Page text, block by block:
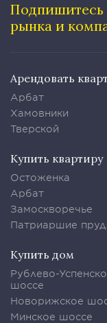
Подпишитесь
рынка и
Арендовать
Арбат
Хамовники
Тверской
Купить квартиру
Остоженка
Арбат
Замоскворечье
Патриаршие
Купить дом
Рублево-
шоссе
Новорижское
Минское шоссе